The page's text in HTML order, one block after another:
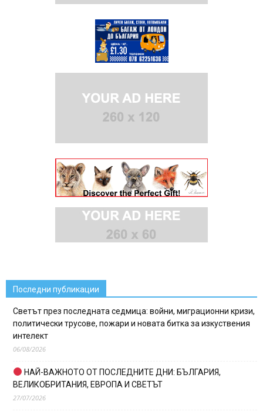
Последни публикации
Светът през последната седмица: войни, миграционни кризи,
политически трусове, пожари и новата битка за изкуствения
интелект
06/08/2026
НАЙ-ВАЖНОТО ОТ ПОСЛЕДНИТЕ ДНИ: БЪЛГАРИЯ,
ВЕЛИКОБРИТАНИЯ, ЕВРОПА И СВЕТЪТ
27/07/2026